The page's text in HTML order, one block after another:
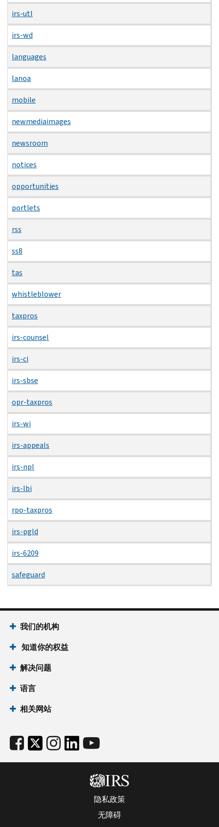
irs-utl
irs-wd
languages
lanoa
mobile
newmediaimages
newsroom
notices
opportunities
portlets
rss
ss8
tas
whistleblower
taxpros
irs-counsel
irs-ci
irs-sbse
opr-taxpros
irs-wi
irs-appeals
irs-npl
irs-lbi
rpo-taxpros
irs-pgld
irs-6209
safeguard
我们的机构
知道你的权益
解决问题
语言
相关网站
隐私政策
无障碍